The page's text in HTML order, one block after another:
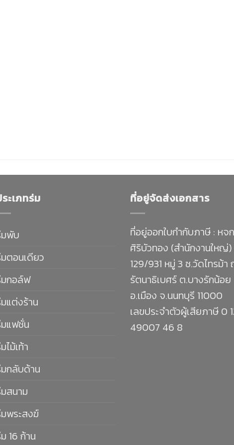
ะเภทร่ม
พับ
ตอนเดียว
กอล์ฟ
แต่งร้าน
แฟชั่น
ไม้เท้า
กลับด้าน
สนาม
พระสงฆ์
16 ก้าน
ที่อยู่จัดส่งเอกสาร
ที่อยู่ออกใบกำกับภาษี : หจ
ศิริบัวทอง (สำนักงานใหญ่)
129/931 หมู่ 3 ซ.วัดไทรม้า
รัตนาธิเบศร์ ต.บางรักน้อย
อ.เมือง จ.นนทบุรี 11000
เลขประจำตัวผู้เสียภาษี 0
49007 46 8